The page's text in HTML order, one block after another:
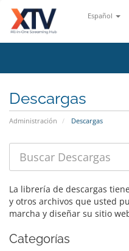
Español
Descargas
Administración Descargas
La librería de descargas
y otros archivos que usted
marcha y diseñar su sitio
Categorías